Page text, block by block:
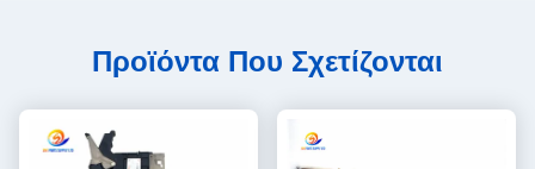
Προϊόντα Που Σχετίζονται